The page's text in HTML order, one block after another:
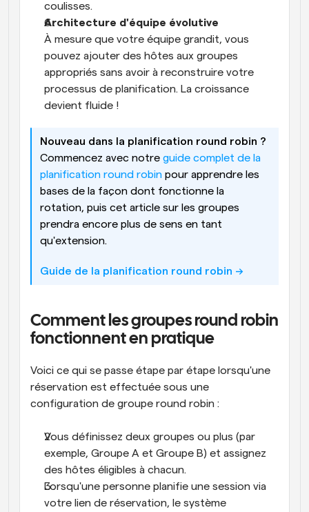
coulisses.
Architecture d'équipe évolutive
À mesure que votre équipe grandit, vous
pouvez ajouter des hôtes aux groupes
appropriés sans avoir à reconstruire votre
processus de planification. La croissance
devient fluide !
Nouveau dans la planification round robin ?
Commencez avec notre guide complet de la
planification round robin pour apprendre les
bases de la façon dont fonctionne la
rotation, puis cet article sur les groupes
prendra encore plus de sens en tant
qu'extension.
Guide de la planification round robin ->
Comment les groupes round robin
fonctionnent en pratique
Voici ce qui se passe étape par étape lorsqu'une
réservation est effectuée sous une
configuration de groupe round robin :
Vous définissez deux groupes ou plus (par
exemple, Groupe A et Groupe B) et assignez
des hôtes éligibles à chacun.
Lorsqu'une personne planifie une session via
votre lien de réservation, le système